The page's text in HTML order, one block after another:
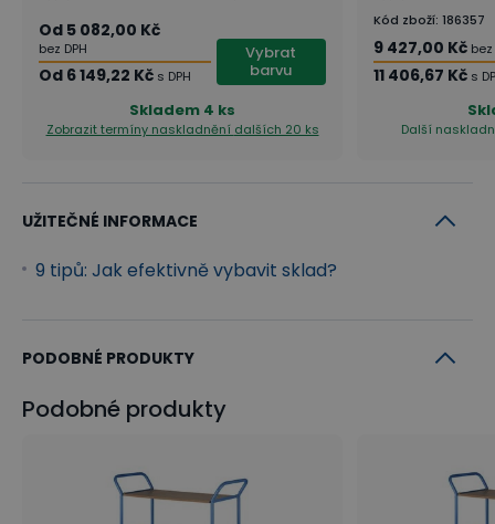
Od 5 082,00 Kč
bez DPH
Od 6 149,22 Kč s DPH
Vybrat
barvu
Skladem 4 ks
Zobrazit termíny naskladnění dalších 20 ks
Kód zboží: 186357
9 427,00 Kč bez
11 406,67 Kč s
Další
UŽITEČNÉ INFORMACE
9 tipů: Jak efektivně vybavit sklad?
PODOBNÉ PRODUKTY
Podobné produkty